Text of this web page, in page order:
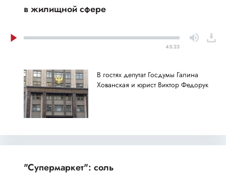
в жилищной сфере
45:23
В гостях депутат Госдумы Галина
Хованская и юрист Виктор Федорук
"Супермаркет": соль